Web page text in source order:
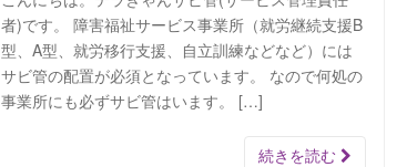
者)です。 障害福祉サービス事業所（就労継続支援B
型、A型、就労移行支援、自立訓練などなど）には
サビ管の配置が必須となっています。 なので何処の
事業所にも必ずサビ管はいます。 […]
続きを読む